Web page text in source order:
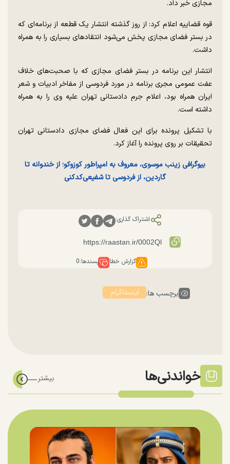
مجازی خبر داد.
قوه قضاییه اعلام کرد: از روز گذشته انتشار یک قطعه از برنامه‌ای که
در بستر فضای مجازی پخش می‌شود انتقادهای بسیاری را به همراه
داشت.
انتشار این برنامه در بستر فضای مجازی که با صحبت‌های خلاف
عفت عمومی مجری برنامه در مورد فردوسی از مفاخر ادبیات و شعر
ایران همراه بود، اعلام جرم دادستانی تهران علیه وی را به همراه
داشته است.
با تشکیل پرونده برای این فعال فضای مجازی دادستانی تهران
تحقیقات بر روی پرونده را آغاز کرد.
بیوگرافی زینب موسوی، معروف به امپراطور کوزوکو؛ از خندوانه تا
گاردین، از فردوسی تا شفیعی‌کدکنی
اشتراک گذاری:
گزارش خطا پسندها:0
برچسب ها: اینستاگرام
خواندنی‌ها